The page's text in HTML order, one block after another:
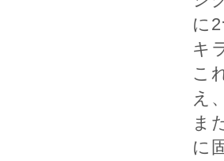
に
キ
こ
え
ま
に